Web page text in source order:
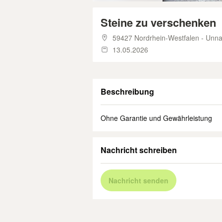
Steine zu verschenken
59427 Nordrhein-Westfalen - Unna
13.05.2026
Beschreibung
Ohne Garantie und Gewährleistung
Nachricht schreiben
Nachricht senden